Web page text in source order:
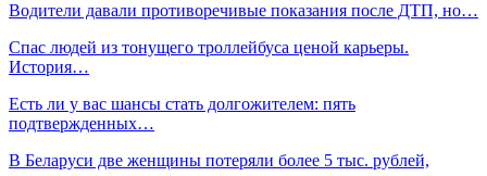
Водители давали противоречивые показания после ДТП, но…
Спас людей из тонущего троллейбуса ценой карьеры.
История…
Есть ли у вас шансы стать долгожителем: пять
подтвержденных…
В Беларуси две женщины потеряли более 5 тыс. рублей,